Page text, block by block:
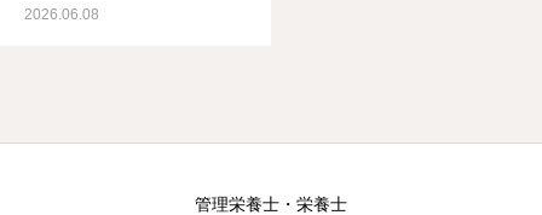
2026.06.08
管理栄養士・栄養士